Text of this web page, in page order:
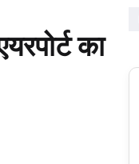
का